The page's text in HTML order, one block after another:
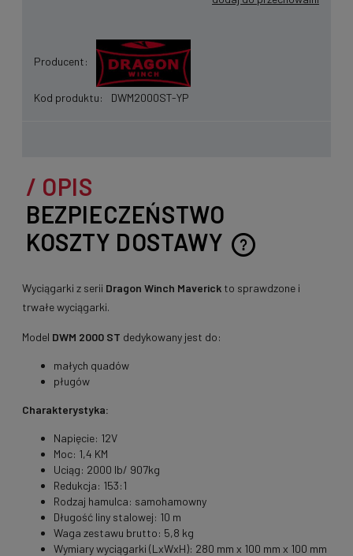
Producent:
Kod produktu: DWM2000ST-YP
OPIS
BEZPIECZEŃSTWO
KOSZTY DOSTAWY
CENA NIE ZAWIERA EWENTUALNYCH KOSZTÓW
Wyciągarki z serii Dragon Winch Maverick to sprawdzone i
trwałe wyciągarki.
Model DWM 2000 ST dedykowany jest do:
małych quadów
pługów
Charakterystyka:
Napięcie: 12V
Moc: 1,4 KM
Uciąg: 2000 lb/ 907kg
Redukcja: 153:1
Rodzaj hamulca: samohamowny
Długość liny stalowej: 10 m
Waga zestawu brutto: 5,8 kg
Wymiary wyciągarki (LxWxH): 280 mm x 100 mm x 100 mm